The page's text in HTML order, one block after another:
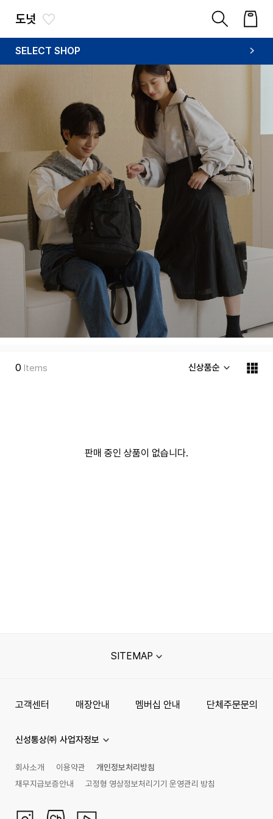
도넛
SELECT SHOP
있습니다.
0 Items 신상품순
판매 중인 상품이 없습니다.
SITEMAP
고객센터 매장안내 멤버십 안내 단체주문문의
신성통상㈜ 사업자정보
회사소개 이용약관
개인정보처리방침
채무지급보증안내
고정형 영상정보처리기기 운영관리 방침